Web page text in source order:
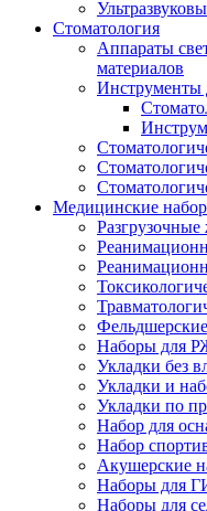
Стоматология
Аппараты
материалов
Инструменты
Медицинские
Наборы для
Укладки без
Укладки и
Укладки по
Набор для
Набор
Акушерские
Наборы для
Наборы для